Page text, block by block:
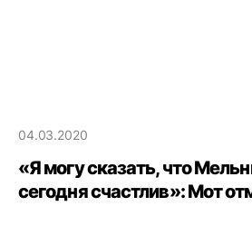
04.03.2020
«Я могу сказать, что
сегодня счастлив»: Мот